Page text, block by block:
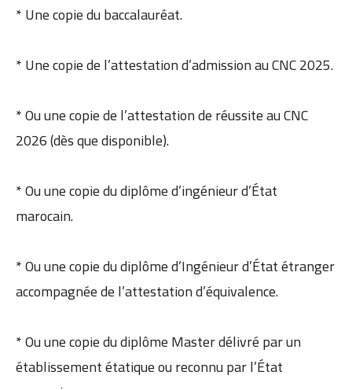
* Une copie du baccalauréat.
* Une copie de l’attestation d’admission au CNC 2025.
* Ou une copie de l’attestation de réussite au CNC
2026 (dès que disponible).
* Ou une copie du diplôme d’ingénieur d’État
marocain.
* Ou une copie du diplôme d’Ingénieur d’État étranger
accompagnée de l’attestation d’équivalence.
* Ou une copie du diplôme Master délivré par un
établissement étatique ou reconnu par l’État